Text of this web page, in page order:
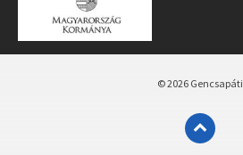
© 2026 Gencsapáti